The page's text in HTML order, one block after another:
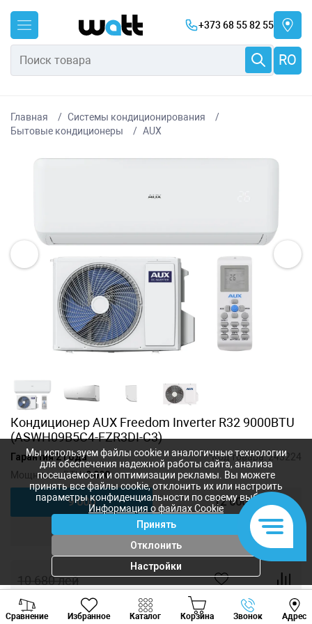
+373 68 55 82 55
RO
Главная
Системы кондиционирования
Бытовые кондиционеры
AUX
Кондиционер AUX Freedom Inverter R32 9000BTU
(ASWH09B5C4-FZR3DI-C3)
Гарантия 2 года Код товара:243224
Мощность, BTU:9 000
9 000 12 000
10 680лей
7 120 лей
Сравнение Избранное Каталог Корзина Звонок Адрес
Viber Whatsapp
Мы используем файлы cookie и аналогичные технологии
для обеспечения надежной работы сайта, анализа
посещаемости и оптимизации рекламы. Вы можете
принять все файлы cookie, отклонить их или настроить
параметры конфиденциальности по своему выбору.
Информация о файлах Cookie
Принять
Отклонить
Настройки